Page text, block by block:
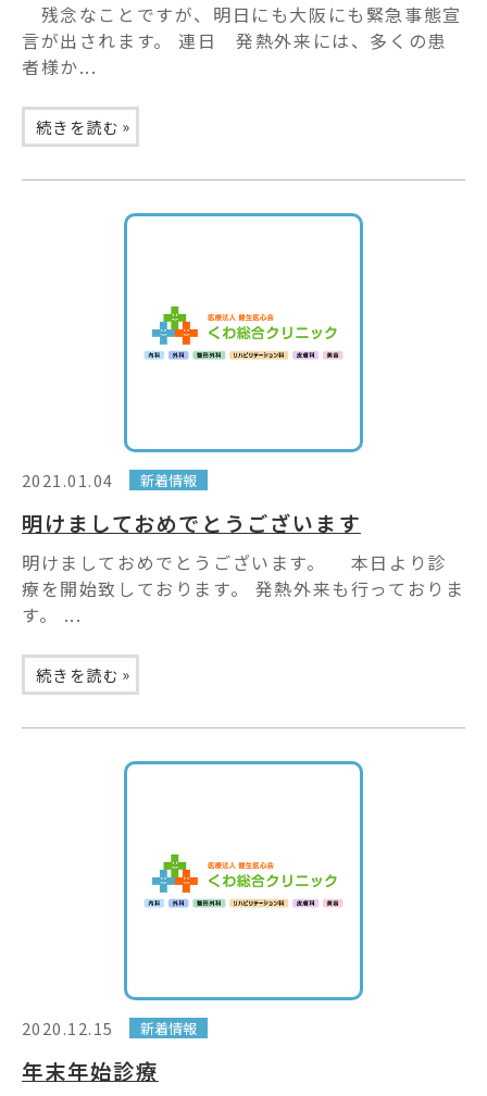
残念なことですが、明日にも大阪にも緊急事態宣
言が出されます。 連日 発熱外来には、多くの患
者様か...
続きを読む »
2021.01.04 新着情報
明けましておめでとうございます
明けましておめでとうございます。 本日より診
療を開始致しております。 発熱外来も行っておりま
す。 ...
続きを読む »
2020.12.15 新着情報
年末年始診療